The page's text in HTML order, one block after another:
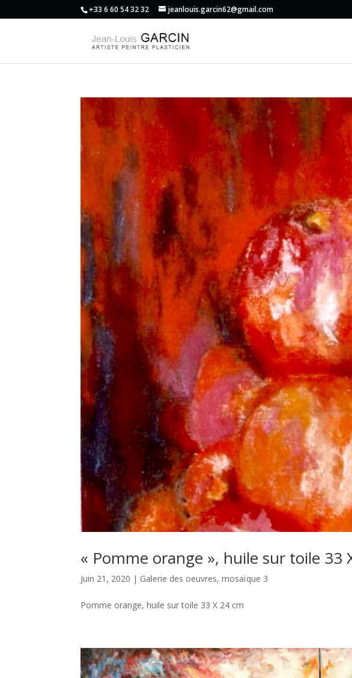
+33 6 60 54 32 32 jeanlouis.garcin62@gmail.com
« Pomme orange », huile sur toile 33
Juin 21, 2020 | Galerie des oeuvres,mosaïque 3
Pomme orange, huile sur toile 33 X 24 cm